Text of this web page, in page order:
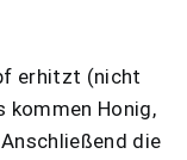
erhitzt (nicht
kommen Honig,
die